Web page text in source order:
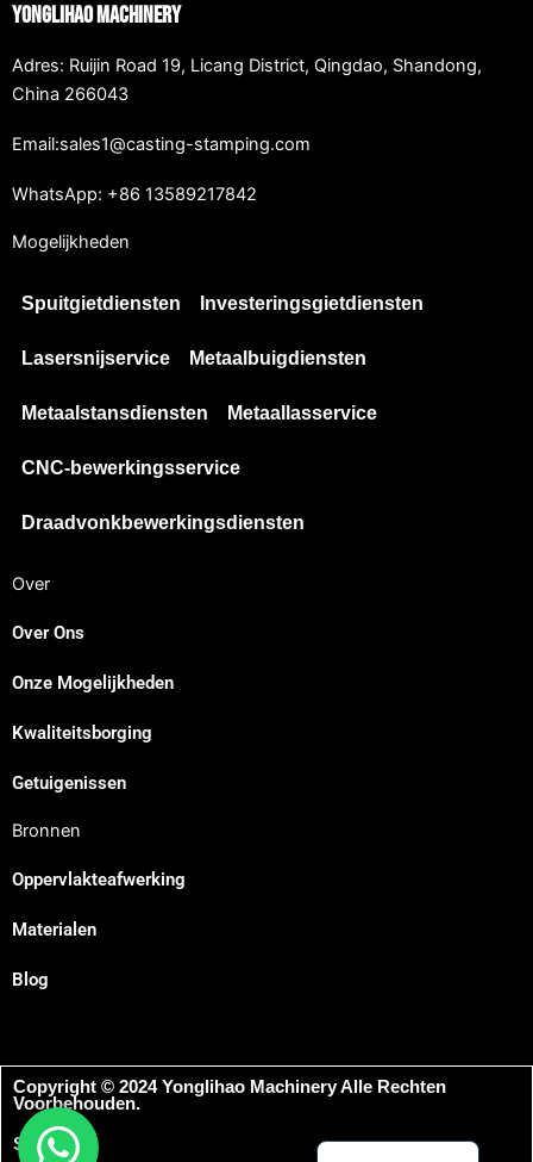
Yonglihao Machinery
Adres: Ruijin Road 19, Licang District, Qingdao, Shandong,
China 266043
Email:sales1@casting-stamping.com
WhatsApp: +86 13589217842
Mogelijkheden
Spuitgietdiensten Investeringsgietdiensten
Lasersnijservice Metaalbuigdiensten
Metaalstansdiensten Metaallasservice
CNC-bewerkingsservice
Draadvonkbewerkingsdiensten
Over
Over Ons
Onze Mogelijkheden
Kwaliteitsborging
Getuigenissen
Bronnen
Oppervlakteafwerking
Materialen
Blog
Copyright © 2024 Yonglihao Machinery Alle Rechten
Voorbehouden.
Sitemap
Arabic